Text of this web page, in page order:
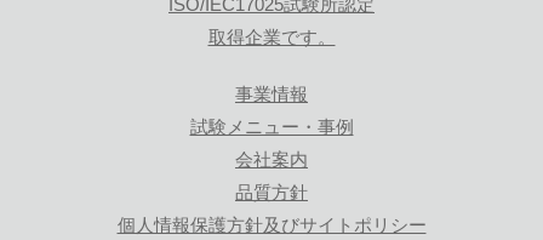
ISO/IEC17025試験所認定
取得企業です。
事業情報
試験メニュー・事例
会社案内
品質方針
個人情報保護方針及びサイトポリシー